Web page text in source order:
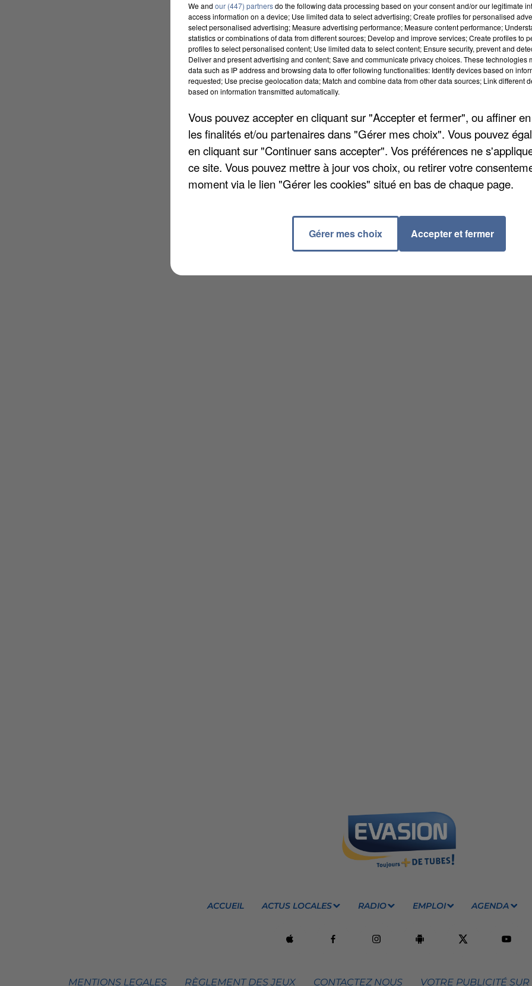
ACCUEIL ACTUS LOCALES RADIO EMPLOI AGENDA
MENTIONS LEGALES RÈGLEMENT DES JEUX CONTACTEZ NOUS VOTRE PUBLICITÉ
We and our (447) partnersdo the following data processing based on your consent and/or our legitimate
access information on a device; Use limited data to select advertising; Create profiles for personalised
select personalised advertising; Measure advertising performance; Measure content performance;
statistics or combinations of data from different sources; Develop and improve services; Create profiles to
profiles to select personalised content; Use limited data to select content; Ensure security, prevent and
Deliver and present advertising and content; Save and communicate privacy choices. These technologies
data such as IP address and browsing data to offer following functionalities: Identify devices based on
requested; Use precise geolocation data; Match and combine data from other data sources; Link different
based on information transmitted automatically.
Vous pouvez accepter en cliquant sur "Accepter et fermer", ou affiner
les finalités et/ou partenaires dans "Gérer mes choix". Vous pouvez
en cliquant sur "Continuer sans accepter". Vos préférences ne
ce site. Vous pouvez mettre à jour vos choix, ou retirer votre
moment via le lien "Gérer les cookies" situé en bas de chaque page.
Gérer mes choix Accepter et fermer